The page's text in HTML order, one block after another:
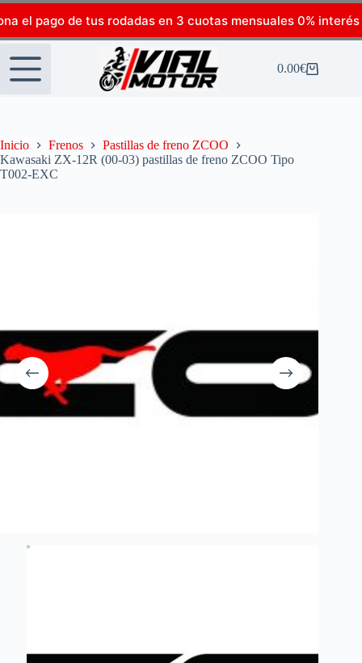
el pago de tus rodadas en 3 cuotas mensuales 0% interés
0.00€
Inicio Frenos
Pastillas de freno ZCOO
Kawasaki ZX-12R (00-03) pastillas de freno ZCOO Tipo
T002-EXC